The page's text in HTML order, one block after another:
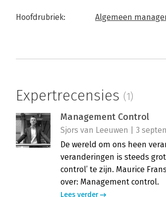
Hoofdrubriek: Algemeen
Expertrecensies (1)
Management Control
Sjors van Leeuwen | 3
De wereld om ons heen
veranderingen is steeds
control’ te zijn. Maurice
over: Management control.
Lees verder